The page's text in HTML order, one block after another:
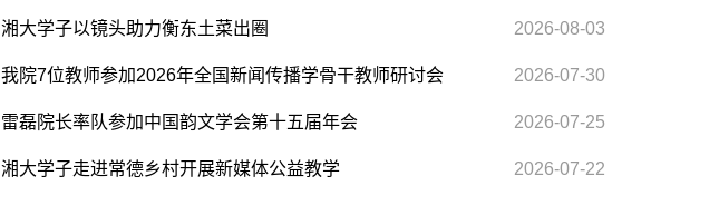
湘大学子以镜头助力衡东土菜出圈 2026-08-03
我院7位教师参加2026年全国新闻传播学骨干教师研讨会 2026-07-30
雷磊院长率队参加中国韵文学会第十五届年会 2026-07-25
湘大学子走进常德乡村开展新媒体公益教学 2026-07-22